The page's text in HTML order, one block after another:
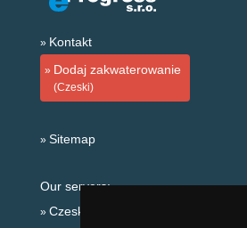
Kontakt
Dodaj zakwaterowanie
(Czeski)
Sitemap
Our servers:
Czeskie Góry